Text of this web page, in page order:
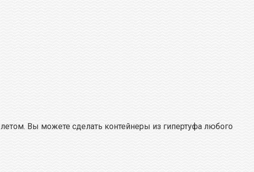
Вы можете сделать контейнеры из гипертуфа любого